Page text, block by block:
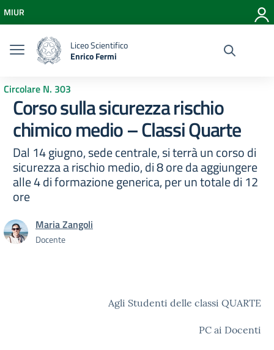
Vai al menu di navigazione
Vai al footer
MIUR
Liceo Scientifico
Enrico Fermi
Circolare N. 303
Corso sulla sicurezza rischio
chimico medio – Classi Quarte
Dal 14 giugno, sede centrale, si terrà un corso di
sicurezza a rischio medio, di 8 ore da aggiungere
alle 4 di formazione generica, per un totale di 12
ore
Maria Zangoli
Docente
Agli Studenti delle classi QUARTE
PC ai Docenti